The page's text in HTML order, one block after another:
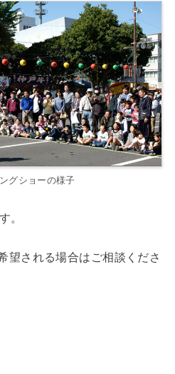
グショーの様子
。
望される場合はご相談くださ